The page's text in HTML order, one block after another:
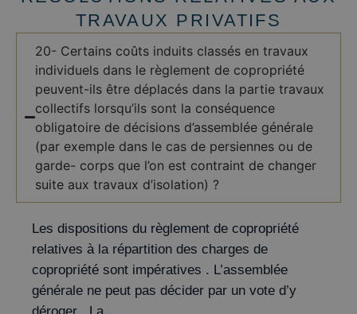
TRAVAUX PRIVATIFS
20- Certains coûts induits classés en travaux
individuels dans le règlement de copropriété
peuvent-ils être déplacés dans la partie travaux
collectifs lorsqu’ils sont la conséquence
obligatoire de décisions d’assemblée générale
(par exemple dans le cas de persiennes ou de
garde- corps que l’on est contraint de changer
suite aux travaux d’isolation) ?
Les dispositions du règlement de copropriété
relatives à la répartition des charges de
copropriété sont impératives . L’assemblée
générale ne peut pas décider par un vote d’y